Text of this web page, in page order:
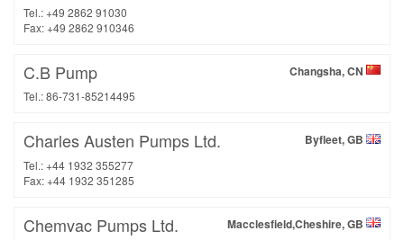
Tel.: +49 2862 91030
Fax: +49 2862 910346
Changsha, CN
C.B Pump
Tel.: 86-731-85214495
Byfleet, GB
Charles Austen Pumps Ltd.
Tel.: +44 1932 355277
Fax: +44 1932 351285
Macclesfield,Cheshire, GB
Chemvac Pumps Ltd.